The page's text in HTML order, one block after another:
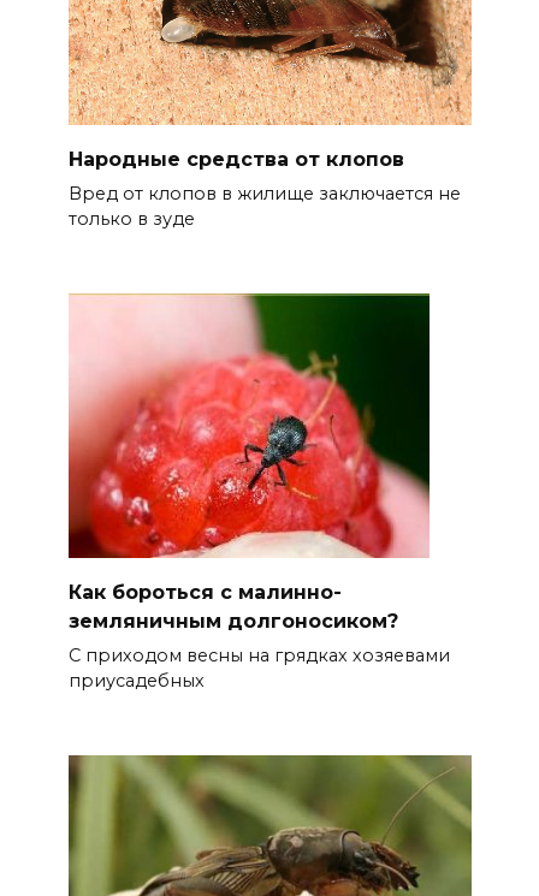
Народные средства от клопов
Вред от клопов в жилище заключается не
только в зуде
Как бороться с малинно-
земляничным долгоносиком?
С приходом весны на грядках хозяевами
приусадебных